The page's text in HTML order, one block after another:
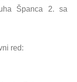
Španca 2. sa
red: